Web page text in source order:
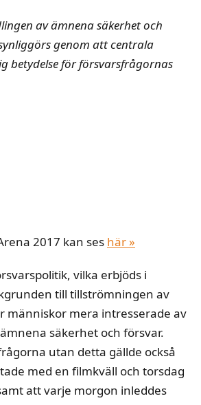
av ämnena säkerhet och
genom att centrala
betydelse för försvarsfrågornas
2017 kan ses här »
vilka erbjöds i
till tillströmningen av
människor mera intresserade av
säkerhet och försvar.
utan detta gällde också
med en filmkväll och torsdag
att varje morgon inleddes